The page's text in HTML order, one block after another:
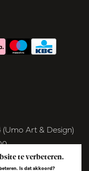
Art & Design)
te verbeteren.
Is dat akkoord?